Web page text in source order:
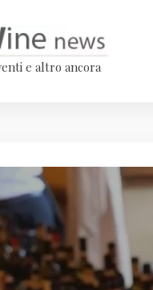
e altro ancora